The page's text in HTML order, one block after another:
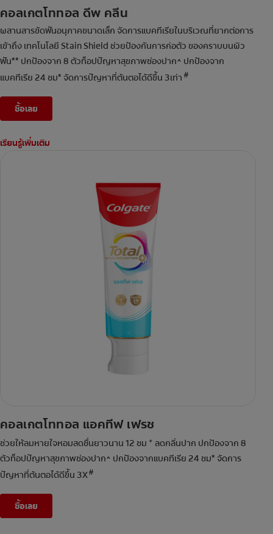
คอลเกตโททอล ดีพ คลีน
ผสานสารขัดฟันอนุภาคขนาดเล็ก จัดการแบคทีเรียในบริเวณที่ยากต่อการ
เข้าถึง เทคโนโลยี Stain Shield ช่วยป้องกันการก่อตัว ของคราบบนผิว
ฟัน** ปกป้องจาก 8 ตัวท็อปปัญหาสุขภาพช่องปาก^ ปกป้องจาก
แบคทีเรีย 24 ชม* จัดการปัญหาที่ต้นตอได้ดีขึ้น 3เท่า #
ซื้อเลย
เรียนรู้เพิ่มเติม
คอลเกตโททอล แอคทีฟ เฟรช
ช่วยให้ลมหายใจหอมสดชื่นยาวนาน 12 ชม + ลดกลิ่นปาก ปกป้องจาก 8
ตัวท็อปปัญหาสุขภาพช่องปาก^ ปกป้องจากแบคทีเรีย 24 ชม* จัดการ
ปัญหาที่ต้นตอได้ดีขึ้น 3X#
ซื้อเลย